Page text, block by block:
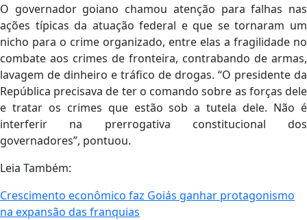
O governador goiano chamou atenção para falhas nas
ações típicas da atuação federal e que se tornaram um
nicho para o crime organizado, entre elas a fragilidade no
combate aos crimes de fronteira, contrabando de armas,
lavagem de dinheiro e tráfico de drogas. “O presidente da
República precisava de ter o comando sobre as forças dele
e tratar os crimes que estão sob a tutela dele. Não é
interferir na prerrogativa constitucional dos
governadores”, pontuou.
Leia Também:
Crescimento econômico faz Goiás ganhar protagonismo
na expansão das franquias